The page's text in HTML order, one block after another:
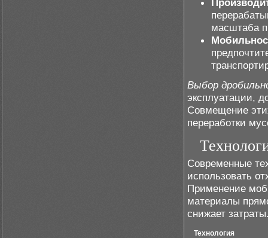
масштаба
Выбор
эксплуатации,
Совмещение
переработки
Современные
использовать
Применение
материалы
снижает
Технология